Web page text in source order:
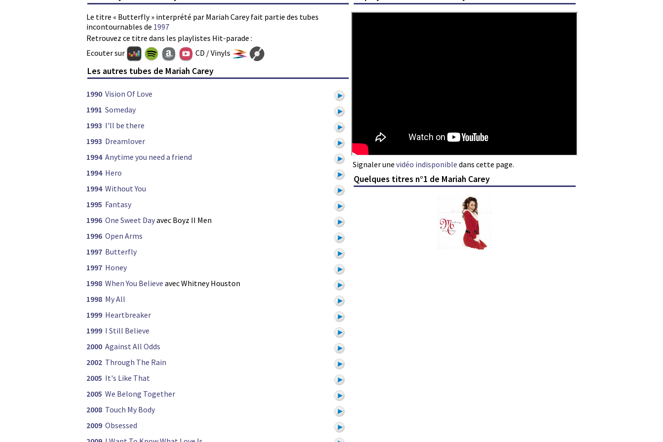
Le titre « Butterfly » interprété par Mariah Carey fait partie des tubes
incontournables de 1997
Retrouvez ce titre dans les playlistes Hit-parade :
Signaler une vidéo indisponible dans cette page.
Ecouter sur CD / Vinyls
Les autres tubes de Mariah Carey
1990 Vision Of Love
1991 Someday
1993 I'll be there
1993 Dreamlover
1994 Anytime you need a friend
1994 Hero
1994 Without You
1995 Fantasy
1996 One Sweet Dayavec Boyz II Men
1996 Open Arms
1997 Butterfly
1997 Honey
1998 When You Believe avec Whitney Houston
1998 My All
1999 Heartbreaker
1999 I Still Believe
2000 Against All Odds
2002 Through The Rain
2005 It's Like That
2005 We Belong Together
2008 Touch My Body
2009 Obsessed
Quelques titres n°1 de Mariah Carey